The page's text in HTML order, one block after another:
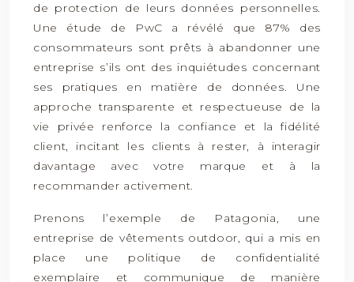
de protection de leurs données personnelles.
Une étude de PwC a révélé que 87% des
consommateurs sont prêts à abandonner une
entreprise s’ils ont des inquiétudes concernant
ses pratiques en matière de données. Une
approche transparente et respectueuse de la
vie privée renforce la confiance et la fidélité
client, incitant les clients à rester, à interagir
davantage avec votre marque et à la
recommander activement.
Prenons l’exemple de Patagonia, une
entreprise de vêtements outdoor, qui a mis en
place une politique de confidentialité
exemplaire et communique de manière